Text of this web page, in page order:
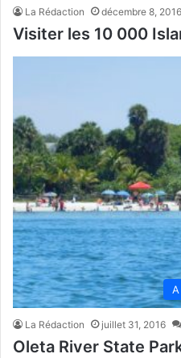
La Rédaction décembre 8, 2016
Visiter les 10 000
La Rédaction juillet 31, 2016
Oleta River State